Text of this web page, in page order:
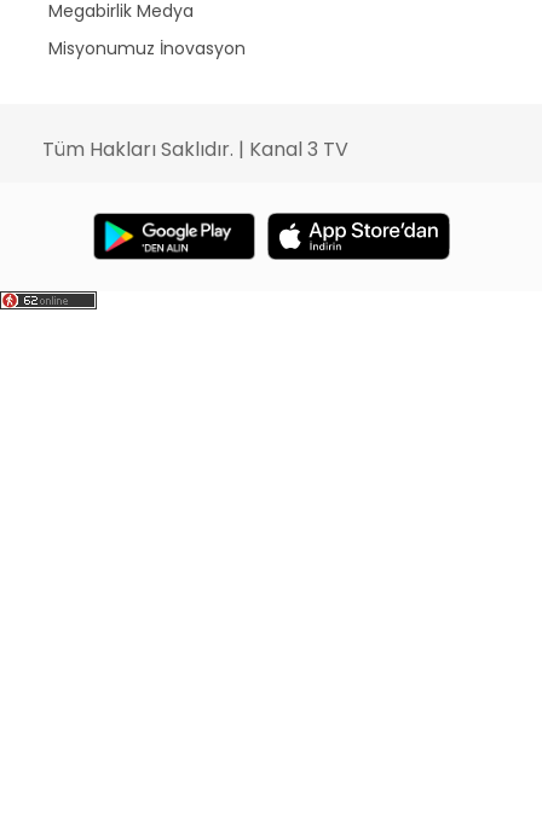
Megabirlik Medya
Misyonumuz İnovasyon
Tüm Hakları Saklıdır. | Kanal 3 TV